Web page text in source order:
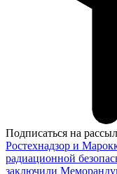
Подписаться на
Ростехнадзор и
радиационной
заключили